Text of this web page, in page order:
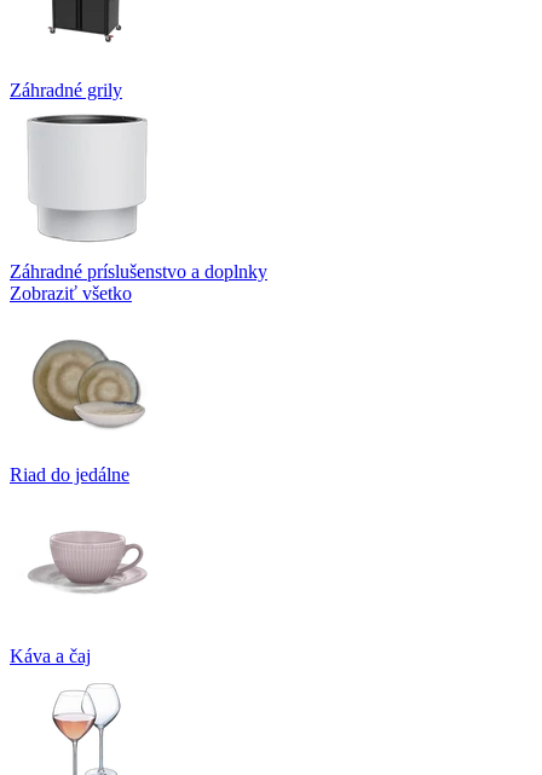
Záhradné grily
Záhradné príslušenstvo a doplnky
Zobraziť všetko
Riad do jedálne
Káva a čaj